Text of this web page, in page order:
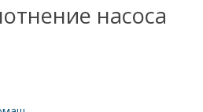
насоса